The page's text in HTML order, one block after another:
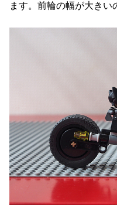
ます。前輪の幅が大きい